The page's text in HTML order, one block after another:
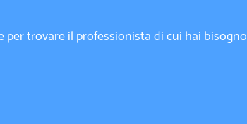
per trovare il professionista di cui hai bisogno